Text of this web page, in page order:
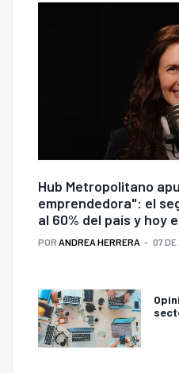
Hub Metropolitano
emprendedora": el
al 60% del país y hoy
POR ANDREA HERRERA 07